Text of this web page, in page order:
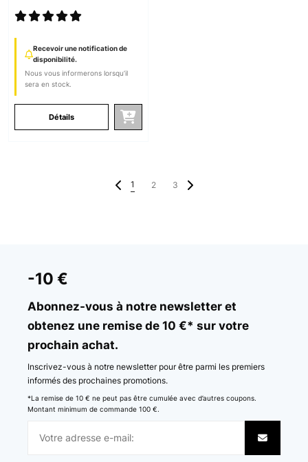
Recevoir une notification de
disponibilité.
Nous vous informerons lorsqu’il
sera en stock.
Détails
1 2 3
-10 €
Abonnez-vous à notre newsletter et
obtenez une remise de 10 €* sur votre
prochain achat.
Inscrivez-vous à notre newsletter pour être parmi les premiers
informés des prochaines promotions.
*La remise de 10 € ne peut pas être cumulée avec d’autres coupons.
Montant minimum de commande 100 €.